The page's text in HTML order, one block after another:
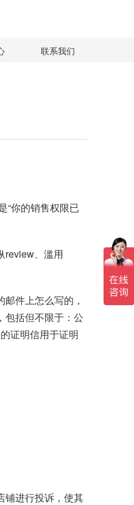
联系我们
“你的销售权限已
review、滥用
件上怎么写的，
包括但不限于：公
证明信用于证明
铺进行投诉，使其